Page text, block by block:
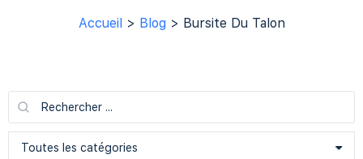
Accueil> Blog > Bursite Du Talon